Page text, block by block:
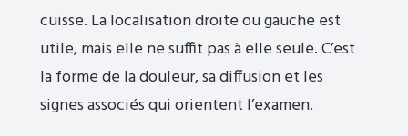
cuisse. La localisation droite ou gauche est
utile, mais elle ne suffit pas à elle seule. C’est
la forme de la douleur, sa diffusion et les
signes associés qui orientent l’examen.